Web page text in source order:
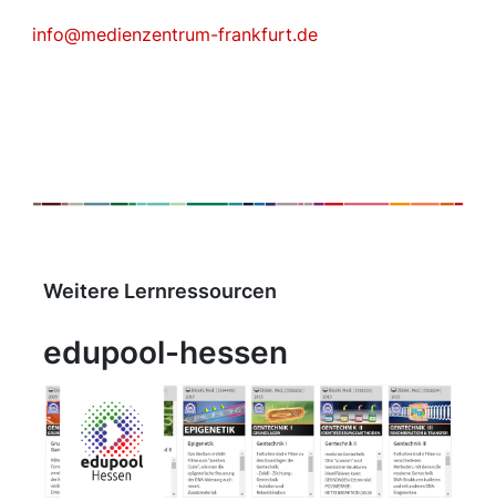
info@medienzentrum-frankfurt.de
Weitere Lernressourcen
edupool-hessen